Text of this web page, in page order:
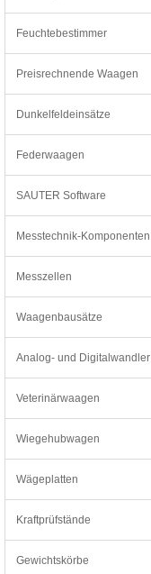
Feuchtebestimmer
Preisrechnende Waagen
Dunkelfeldeinsätze
Federwaagen
SAUTER Software
Messtechnik-Komponenten
Messzellen
Waagenbausätze
Analog- und Digitalwandler
Veterinärwaagen
Wiegehubwagen
Wägeplatten
Kraftprüfstände
Gewichtskörbe